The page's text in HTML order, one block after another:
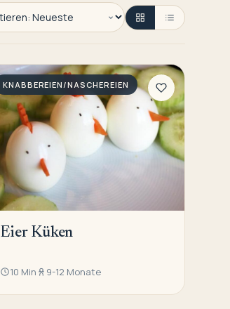
KNABBEREIEN/NASCHEREIEN
Eier Küken
10 Min 9-12 Monate